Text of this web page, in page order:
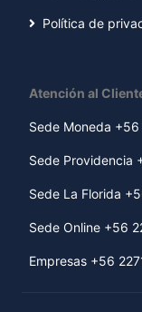
Política de
Atención al
Sede Moneda
Sede Providencia
Sede La Florida
Sede Online +56
Empresas +56